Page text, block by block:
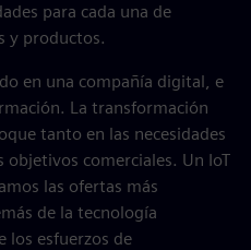
para cada una de
y productos.
en una compañía digital, e
La transformación
tanto en las necesidades
comerciales. Un IoT
las ofertas más
de la tecnología
los esfuerzos de